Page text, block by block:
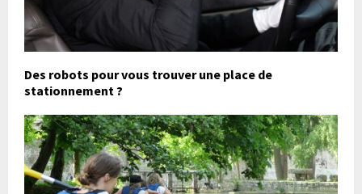
Des robots pour vous trouver une place de
stationnement ?